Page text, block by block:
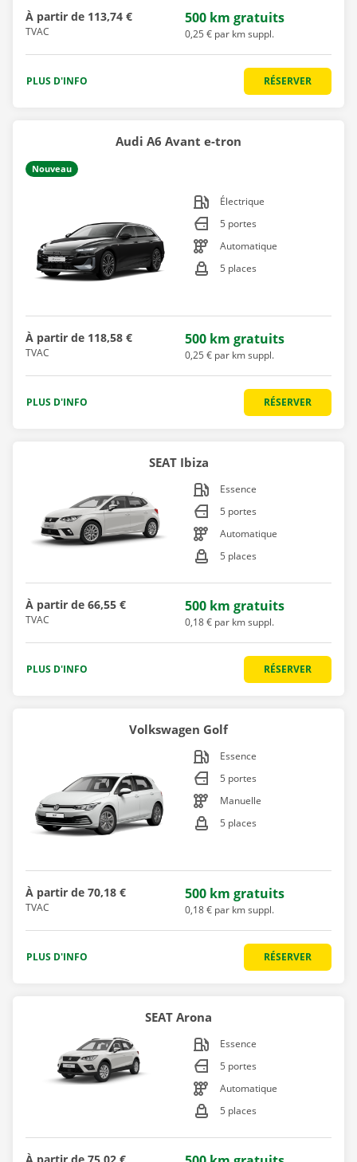
À partir de 113,74 €
TVAC
500 km gratuits
0,25 € par km suppl.
PLUS D'INFO RÉSERVER
Audi A6 Avant e-tron
Nouveau
Électrique
5 portes
Automatique
5 places
À partir de 118,58 €
TVAC
500 km gratuits
0,25 € par km suppl.
PLUS D'INFO RÉSERVER
SEAT Ibiza
Essence
5 portes
Automatique
5 places
À partir de 66,55 €
TVAC
500 km gratuits
0,18 € par km suppl.
PLUS D'INFO RÉSERVER
Volkswagen Golf
Essence
5 portes
Manuelle
5 places
À partir de 70,18 €
TVAC
500 km gratuits
0,18 € par km suppl.
PLUS D'INFO RÉSERVER
SEAT Arona
Essence
5 portes
Automatique
5 places